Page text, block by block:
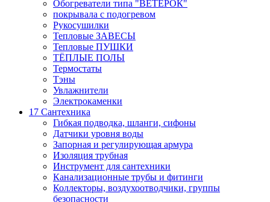
Обогреватели типа "ВЕТЕРОК"
покрывала с подогревом
Рукосушилки
Тепловые ЗАВЕСЫ
Тепловые ПУШКИ
ТЁПЛЫЕ ПОЛЫ
Термостаты
Тэны
Увлажнители
Электрокаменки
17 Сантехника
Гибкая подводка, шланги, сифоны
Датчики уровня воды
Запорная и регулирующая армура
Изоляция трубная
Инструмент для сантехники
Канализационные трубы и фитинги
Коллекторы, воздухоотводчики, группы
безопасности